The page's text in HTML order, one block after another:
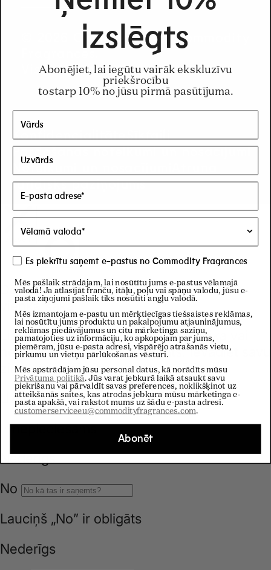
t
r
y
/
r
e
g
i
o
n
© 2026 Commodity un Commodity
Fragrances.
Visas tiesības aizsargātas
Pārdošanas noteikumi un nosacījumi
Noteikumi un nosacījumi
Juridisks paziņojums
izslēgts
Abonējiet, lai iegūtu vairāk ekskluzīvu
priekšrocību
tostarp 10% no jūsu pirmā pasūtījuma.
Es piekrītu saņemt e-pastus no Commodity Fragrances
Mēs pašlaik strādājam, lai nosūtītu jums e-pastus vēlamajā
valodā! Ja atlasījāt franču, itāļu, poļu vai spāņu valodu, jūsu e-
pasta ziņojumi pašlaik tiks nosūtīti angļu valodā.
Mēs izmantojam e-pastu un mērķtiecīgas tiešsaistes reklāmas,
lai nosūtītu jums produktu un pakalpojumu atjauninājumus,
reklāmas piedāvājumus un citu mārketinga saziņu,
pamatojoties uz informāciju, ko apkopojam par jums,
piemēram, jūsu e-pasta adresi, vispārējo atrašanās vietu,
pirkumu un vietņu pārlūkošanas vēsturi.
Mēs apstrādājam jūsu personal datus, kā norādīts mūsu
Privātuma politikā. Jūs varat jebkurā laikā atsaukt savu
piekrišanu vai pārvaldīt savas preferences, noklikšķinot uz
atteikšanās saites, kas atrodas jebkura mūsu mārketinga e-
pasta apakšā, vai rakstot mums uz šādu e-pasta adresi.
customerserviceeu@commodityfragrances.com.
Abonēt